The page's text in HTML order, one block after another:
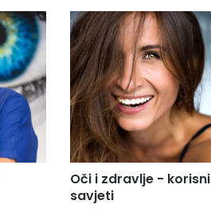
Oči i zdravlje - korisni
savjeti